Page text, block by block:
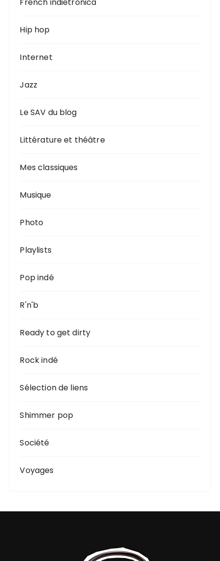
French indietronica
Hip hop
Internet
Jazz
Le SAV du blog
Littérature et théâtre
Mes classiques
Musique
Photo
Playlists
Pop indé
R'n'b
Ready to get dirty
Rock indé
Sélection de liens
Shimmer pop
Société
Voyages